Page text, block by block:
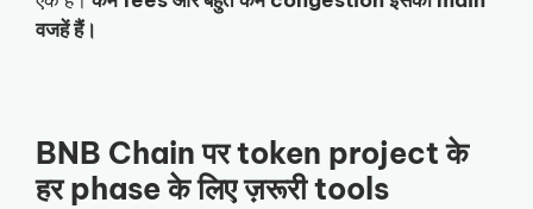
वजहें हैं।
BNB Chain पर token project के
हर phase के लिए ज़रूरी tools